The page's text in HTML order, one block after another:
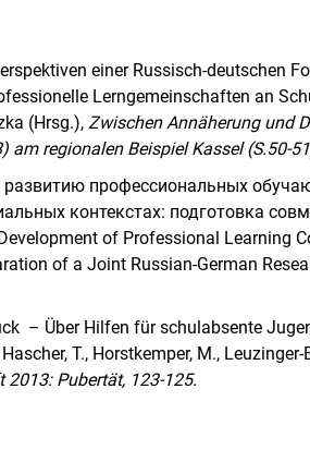
einer Russisch-deutschen
Lerngemeinschaften an
(Hrsg.),Zwischen Annäherung und
am regionalen Beispiel Kassel (S.50-
развитию профессиональных
контекстах: подготовка
of Professional Learning
of a Joint Russian-German
– Über Hilfen für schulabsente
T., Horstkemper, M., Leuzinger-
2013: Pubertät, 123-125.